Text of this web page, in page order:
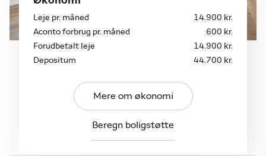
Leje pr. måned
14.900 kr.
Aconto forbrug pr. måned
600 kr.
Forudbetalt leje
14.900 kr.
Depositum
44.700 kr.
Mere om økonomi
Beregn boligstøtte